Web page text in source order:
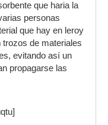
que haria la
personas
que hay en leroy
de materiales
evitando así un
propagarse las